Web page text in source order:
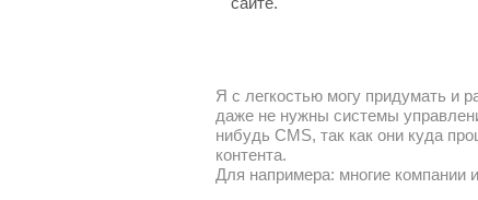
Я с легкостью могу придумать и
даже не нужны системы
нибудь CMS, так как они куда
контента.
Для напримера: многие компании